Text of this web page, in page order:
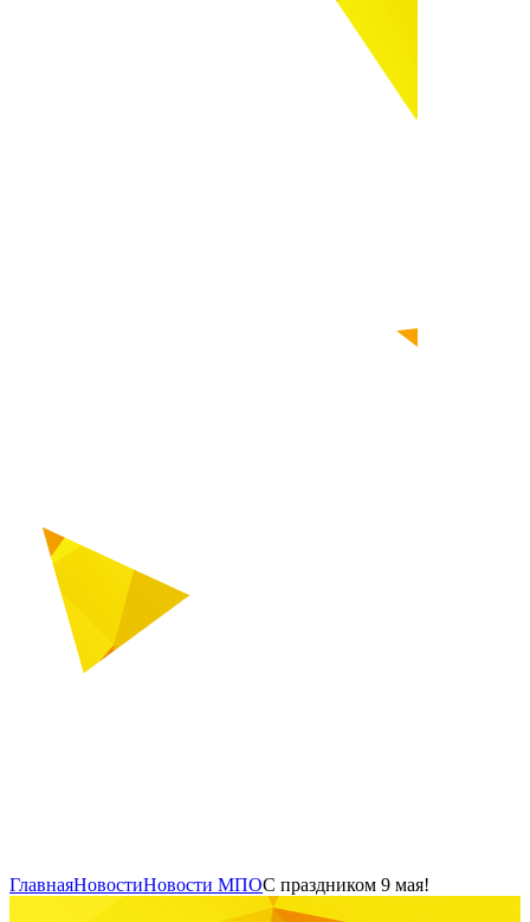
ГлавнаяНовостиНовости МПОС праздником 9 мая!